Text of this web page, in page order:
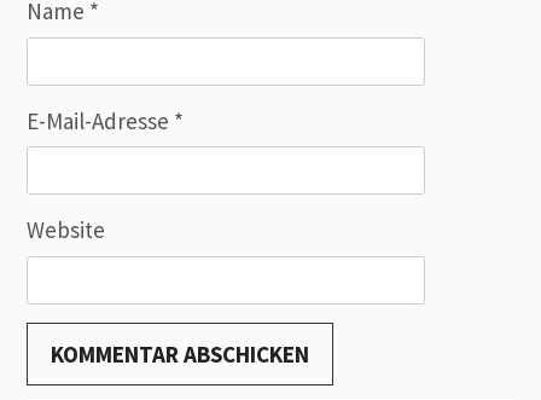
Name *
E-Mail-Adresse *
Website